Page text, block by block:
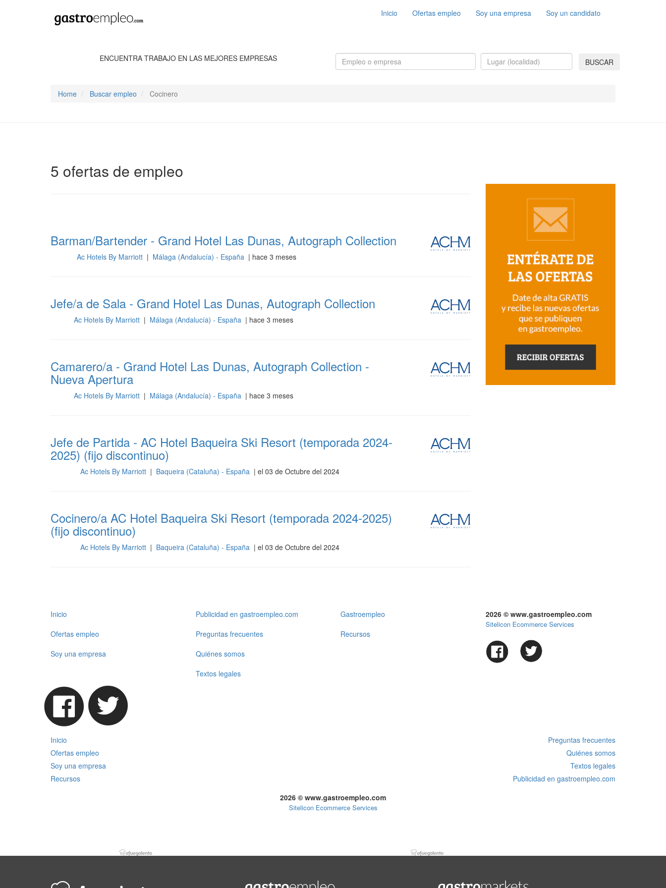
Inicio Ofertas empleo Soy una empresa Soy un candidato
ENCUENTRA TRABAJO EN LAS MEJORES EMPRESAS BUSCAR
Home Buscar empleo Cocinero
5 ofertas de empleo
Barman/Bartender - Grand Hotel Las Dunas, Autograph Collection
Ac Hotels By Marriott | Málaga (Andalucía) - España | hace 3 meses
Jefe/a de Sala - Grand Hotel Las Dunas, Autograph Collection
Ac Hotels By Marriott | Málaga (Andalucía) - España | hace 3 meses
Camarero/a - Grand Hotel Las Dunas, Autograph Collection -
Nueva Apertura
Ac Hotels By Marriott | Málaga (Andalucía) - España | hace 3 meses
Jefe de Partida - AC Hotel Baqueira Ski Resort (temporada 2024-
2025) (fijo discontinuo)
Ac Hotels By Marriott | Baqueira (Cataluña) - España | el 03 de Octubre del 2024
Cocinero/a AC Hotel Baqueira Ski Resort (temporada 2024-2025)
(fijo discontinuo)
Ac Hotels By Marriott | Baqueira (Cataluña) - España | el 03 de Octubre del 2024
Inicio
Ofertas empleo
Soy una empresa
Publicidad en gastroempleo.com
Preguntas frecuentes
Quiénes somos
Textos legales
Gastroempleo
Recursos
2026 © www.gastroempleo.com
Sitelicon Ecommerce Services
Inicio
Preguntas frecuentes
Ofertas empleo
Quiénes somos
Soy una empresa
Textos legales
Recursos
Publicidad en gastroempleo.com
2026 © www.gastroempleo.com
Sitelicon Ecommerce Services